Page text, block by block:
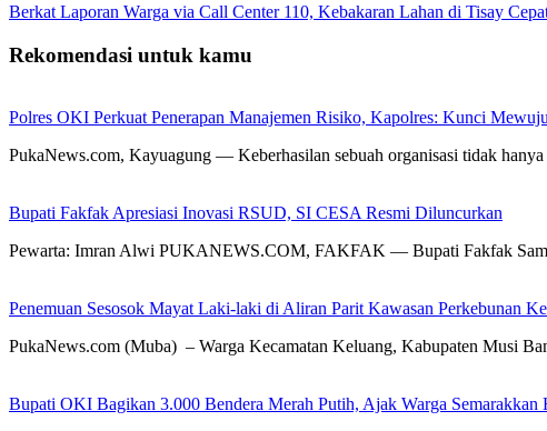
Berkat Laporan Warga via Call Center 110, Kebakaran Lahan di Tisay
Rekomendasi untuk kamu
Polres OKI Perkuat Penerapan Manajemen Risiko, Kapolres: Kunci
PukaNews.com, Kayuagung — Keberhasilan sebuah organisasi tidak
Bupati Fakfak Apresiasi Inovasi RSUD, SI CESA Resmi Diluncurkan
Pewarta: Imran Alwi PUKANEWS.COM, FAKFAK — Bupati Fakfak
Penemuan Sesosok Mayat Laki-laki di Aliran Parit Kawasan Perkebunan
PukaNews.com (Muba) – Warga Kecamatan Keluang, Kabupaten Musi
Bupati OKI Bagikan 3.000 Bendera Merah Putih, Ajak Warga